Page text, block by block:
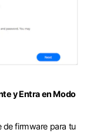
y Entra en Modo
de firmware para tu